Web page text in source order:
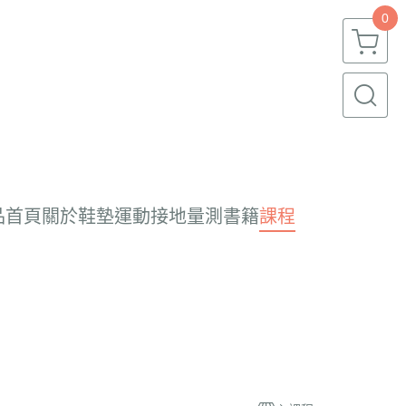
0
首頁 關於鞋墊運動接地量測 書籍課程